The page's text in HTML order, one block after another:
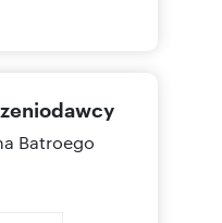
Batroego